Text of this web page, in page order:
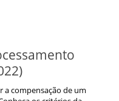
a compensação de um